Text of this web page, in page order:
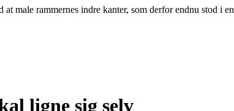
at male rammernes indre kanter, som derfor endnu stod i
ligne sig selv